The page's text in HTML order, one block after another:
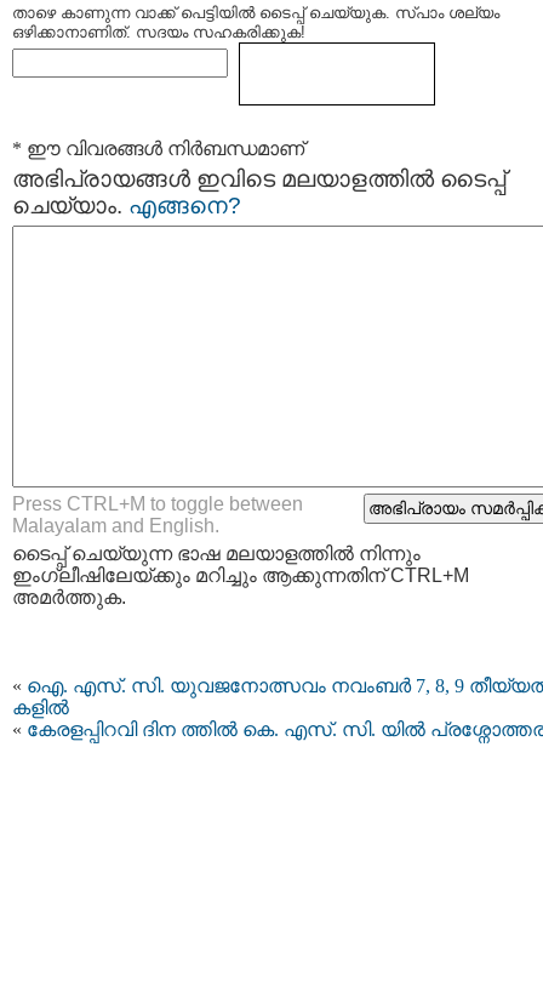
താഴെ കാണുന്ന വാക്ക് പെട്ടിയില്‍ ടൈപ്പ്‌ ചെയ്യുക. സ്പാം ശല്യം
ഒഴിക്കാനാണിത്. സദയം സഹകരിക്കുക!
* ഈ വിവരങ്ങള്‍ നിര്‍ബന്ധമാണ്
അഭിപ്രായങ്ങള്‍ ഇവിടെ മലയാളത്തില്‍ ടൈപ്പ്
ചെയ്യാം. എങ്ങനെ?
Press CTRL+M to toggle between
Malayalam and English.
ടൈപ്പ്‌ ചെയ്യുന്ന ഭാഷ മലയാളത്തില്‍ നിന്നും
ഇംഗ്ലീഷിലേയ്ക്കും മറിച്ചും ആക്കുന്നതിന് CTRL+M
അമര്‍ത്തുക.
« ഐ. എസ്. സി. യുവജനോത്സവം നവംബർ 7, 8, 9
കളിൽ
« കേരളപ്പിറവി ദിന ത്തില്‍ കെ. എസ്. സി. യില്‍